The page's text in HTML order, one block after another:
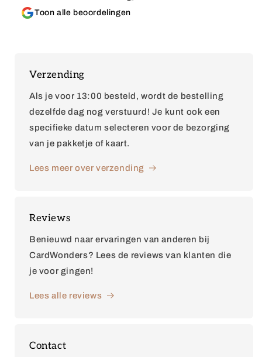
Toon alle beoordelingen
Verzending
Als je voor 13:00 besteld, wordt de bestelling
dezelfde dag nog verstuurd! Je kunt ook een
specifieke datum selecteren voor de bezorging
van je pakketje of kaart.
Lees meer over verzending
Reviews
Benieuwd naar ervaringen van anderen bij
CardWonders? Lees de reviews van klanten die
je voor gingen!
Lees alle reviews
Contact